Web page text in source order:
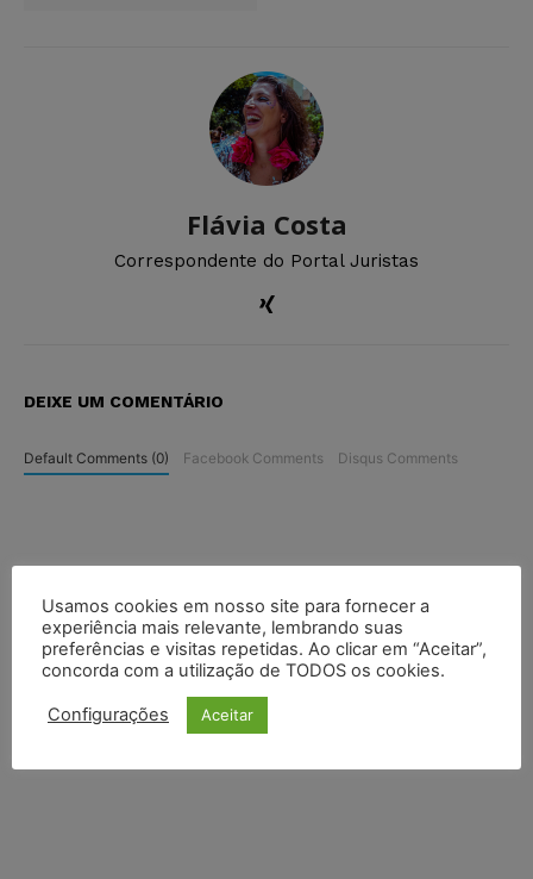
Flávia Costa
Correspondente do Portal Juristas
DEIXE UM COMENTÁRIO
Default Comments (0) Facebook Comments Disqus Comments
Usamos cookies em nosso site para fornecer a
experiência mais relevante, lembrando suas
preferências e visitas repetidas. Ao clicar em “Aceitar”,
concorda com a utilização de TODOS os cookies.
Configurações Aceitar